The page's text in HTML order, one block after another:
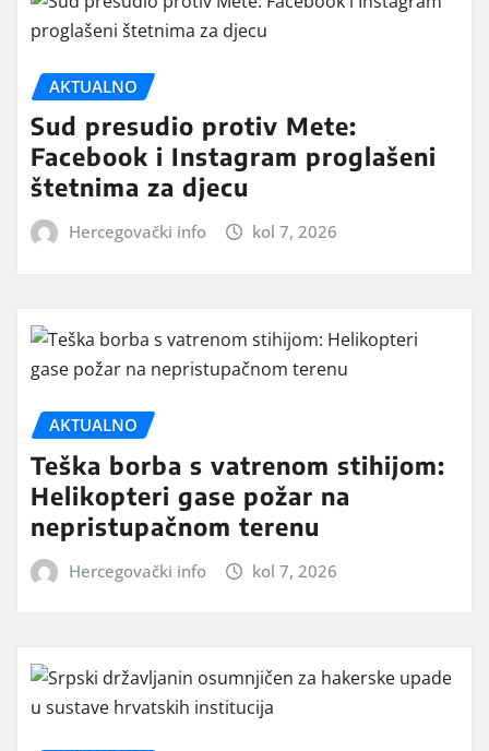
AKTUALNO
Sud presudio protiv Mete:
Facebook i Instagram proglašeni
štetnima za djecu
Hercegovački info kol 7, 2026
AKTUALNO
Teška borba s vatrenom stihijom:
Helikopteri gase požar na
nepristupačnom terenu
Hercegovački info kol 7, 2026